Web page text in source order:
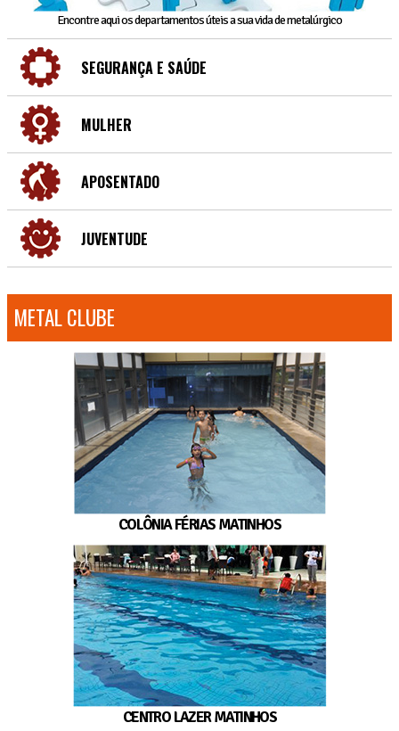
Encontre aqui os departamentos úteis a sua vida de metalúrgico
SEGURANÇA E SAÚDE
MULHER
APOSENTADO
JUVENTUDE
METAL CLUBE
COLÔNIA FÉRIAS MATINHOS
CENTRO LAZER MATINHOS